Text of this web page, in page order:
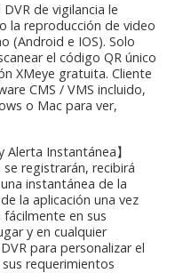
de vigilancia le
la reproducción de video
(Android e IOS). Solo
el código QR único
XMeye gratuita. Cliente
CMS / VMS incluido,
o Mac para ver,
Instantánea】
registrarán, recibirá
instantánea de la
la aplicación una vez
en sus
y en cualquier
para personalizar el
requerimientos